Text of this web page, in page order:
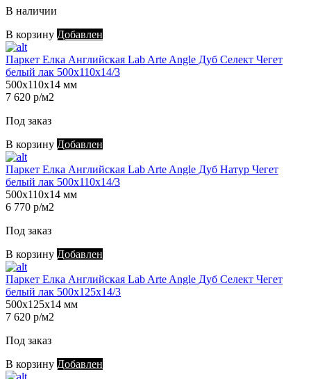
В наличии
В корзину Добавлен
Паркет Елка Английская Lab Arte Angle Дуб Селект Чегет
белый лак 500х110х14/3
500х110х14 мм
7 620 р/м2
Под заказ
В корзину Добавлен
Паркет Елка Английская Lab Arte Angle Дуб Натур Чегет
белый лак 500х110х14/3
500х110х14 мм
6 770 р/м2
Под заказ
В корзину Добавлен
Паркет Елка Английская Lab Arte Angle Дуб Селект Чегет
белый лак 500х125х14/3
500х125х14 мм
7 620 р/м2
Под заказ
В корзину Добавлен